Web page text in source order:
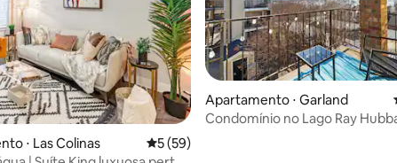
de 5, 237 avaliações
⋅ Las Colinas 5 de uma avaliação média de 5, 59
5 (59)
Apartamento ⋅ Garland
Condomínio no Lago Ray